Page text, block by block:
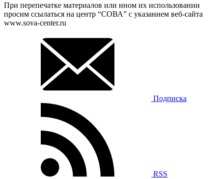
При перепечатке материалов или ином их использовании
просим ссылаться на центр “СОВА” с указанием веб-сайта
www.sova-center.ru
Подписка
RSS